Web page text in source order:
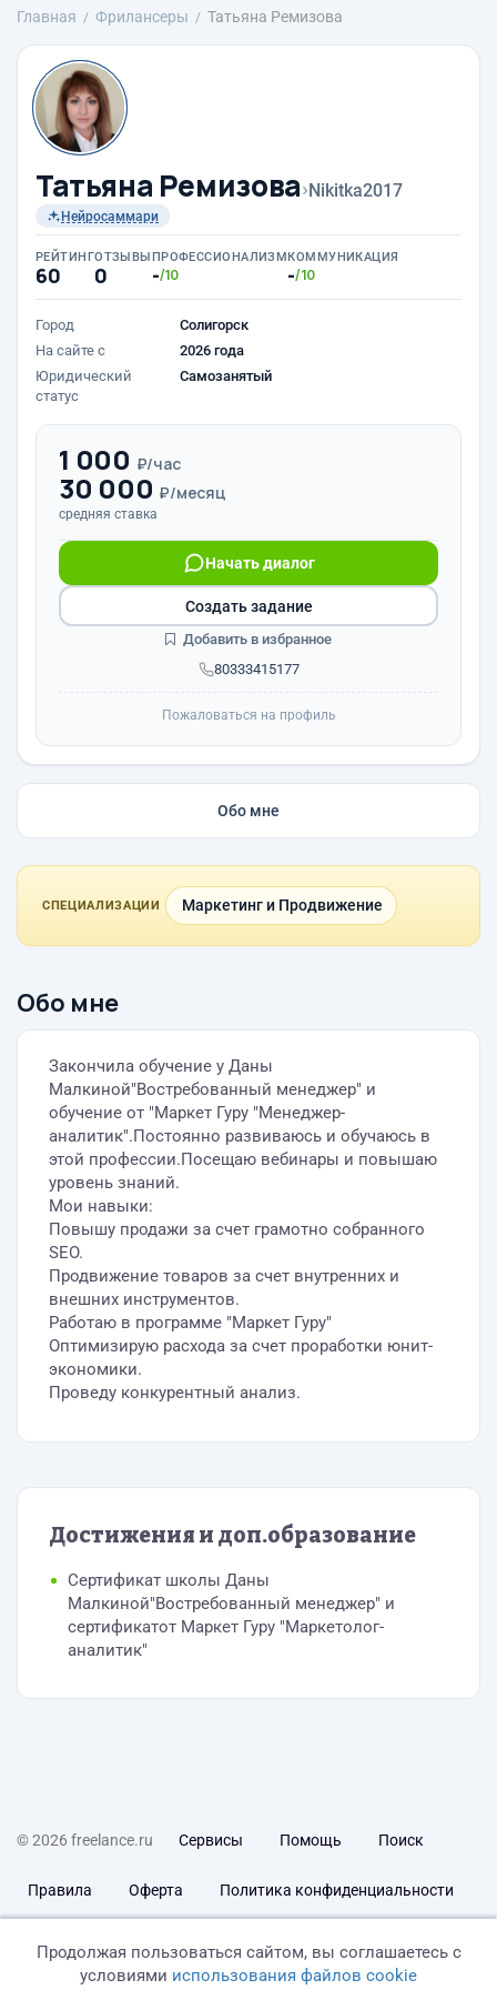
Главная Фрилансеры Татьяна Ремизова
Татьяна Ремизова›Nikitka2017
Нейросаммари
РЕЙТИНГ
60
ОТЗЫВЫ
0
ПРОФЕССИОНАЛИЗМ
-/10
КОММУНИКАЦИЯ
-/10
Город
Солигорск
На сайте с
2026 года
Юридический
статус
Самозанятый
1 000 ₽/час
30 000 ₽/месяц
средняя ставка
80333415177
Начать диалог
Создать задание
Добавить в избранное
Пожаловаться на профиль
Обо мне
СПЕЦИАЛИЗАЦИИ Маркетинг и Продвижение
Обо мне
Закончила обучение у Даны
Малкиной"Востребованный менеджер" и
обучение от "Маркет Гуру "Менеджер-
аналитик".Постоянно развиваюсь и обучаюсь в
этой профессии.Посещаю вебинары и повышаю
уровень знаний.
Мои навыки:
Повышу продажи за счет грамотно собранного
SEO.
Продвижение товаров за счет внутренних и
внешних инструментов.
Работаю в программе "Маркет Гуру"
Оптимизирую расхода за счет проработки юнит-
экономики.
Проведу конкурентный анализ.
Достижения и доп.образование
Сертификат школы Даны
Малкиной"Востребованный менеджер" и
сертификатот Маркет Гуру "Маркетолог-
аналитик"
© 2026 freelance.ru Сервисы Помощь Поиск
Правила Оферта Политика конфиденциальности
Продолжая пользоваться сайтом, вы соглашаетесь с
условиями использования файлов cookie